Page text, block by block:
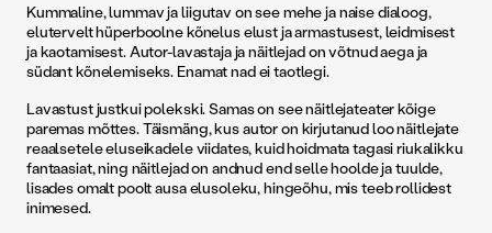
Kummaline, lummav ja liigutav on see mehe ja naise dialoog,
elutervelt hüperboolne kõnelus elust ja armastusest, leidmisest
ja kaotamisest. Autor-lavastaja ja näitlejad on võtnud aega ja
südant kõnelemiseks. Enamat nad ei taotlegi.
Lavastust justkui polekski. Samas on see näitlejateater kõige
paremas mõttes. Täismäng, kus autor on kirjutanud loo näitlejate
reaalsetele eluseikadele viidates, kuid hoidmata tagasi riukalikku
fantaasiat, ning näitlejad on andnud end selle hoolde ja tuulde,
lisades omalt poolt ausa elusoleku, hingeõhu, mis teeb rollidest
inimesed.